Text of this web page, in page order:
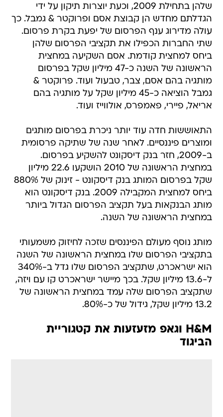
שלהן בתחילת 2009, וכעת יוצרות תיקון על ידי
הגדלתם מחדש הן קבוצת אסם ופרוקטר & גמבל. כך
עולה מדירוג ענף הפרסום של יפעת בקרת פרסום.
שתי החברות הכפילו את תקציבי הפרסום שלהן
ביחס למחצית קודמת. אסם השקיעה במחצית
הראשונה של השנה כ-47 מיליון שקל בפרסום
מותגיה בהם אסם, צבר, טבעול ועוד. פרוקטר &
גמבל הוציאה כ-45 מיליון שקל על מותגיה בהם
אריאל, פיירי, פאמפרס, אולווייז ועוד.
התאוששות חדה עוד יותר ניכרת בפרסום מותגים
ומוצרים פיננסיים. לאחר שנה של שתיקה פרסומית
ב-2009, חזר בנק דיסקונט להשקיע בפרסום.
במחצית הראשונה של 2010 הושקעו 22.6 מיליון
שקל בפרסום המותג בנק דיסקונט - זינוק של 880%
ביחס למחצית המקבילה 2009. בנק דיסקונט הוא
מותג הבנקאות בעל תקציב הפרסום הגדול ביותר
במחצית הראשונה של השנה.
מותג נוסף מעולם הפיננסים שזכה לחיזוק משמעותי
בתקציבי הפרסום שלו במחצית הראשונה של השנה
הוא ישראכרט, שתקציב הפרסום שלו גדל ב-340%
ל-13.6 מיליון שקל. בכך מיישר ישראכרט קו עם ויזה,
שתקציב הפרסום שלה עמד במחצית הראשונה של
13.2 מיליון שקל, גידול של כ-80%.
H&M וגאפ מזעזעות את קטגוריית
הביגוד